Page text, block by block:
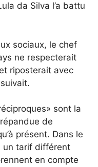
da Silva l’a battu
sociaux, le chef
ne respecterait
riposterait avec
sont la
de
présent. Dans le
un tarif différent
en compte